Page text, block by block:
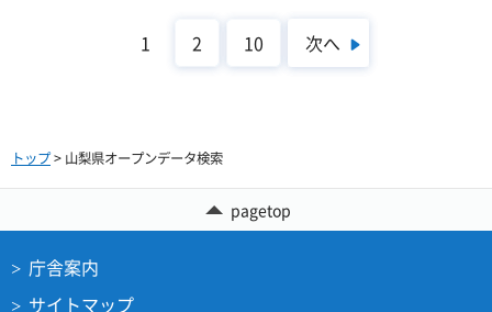
1 2 10 次へ
トップ> 山梨県オープンデータ検索
pagetop
庁舎案内
サイトマップ